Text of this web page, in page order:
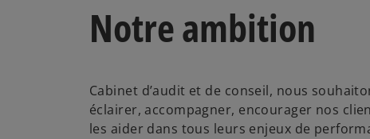
Notre ambition
Cabinet d’audit et de conseil, nous
éclairer, accompagner, encourager nos
les aider dans tous leurs enjeux de